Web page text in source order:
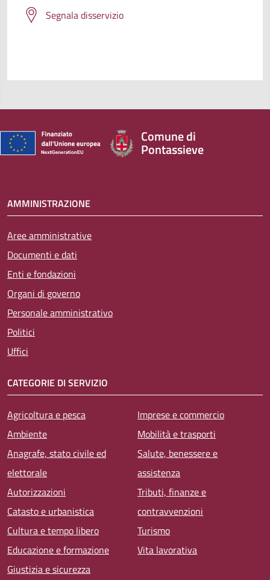
Segnala disservizio
Comune di
Pontassieve
AMMINISTRAZIONE
Aree amministrative
Documenti e dati
Enti e fondazioni
Organi di governo
Personale amministrativo
Politici
Uffici
CATEGORIE DI SERVIZIO
Agricoltura e pesca
Ambiente
Anagrafe, stato civile ed
elettorale
Autorizzazioni
Catasto e urbanistica
Cultura e tempo libero
Educazione e formazione
Giustizia e sicurezza
Imprese e commercio
Mobilità e trasporti
Salute, benessere e
assistenza
Tributi, finanze e
contravvenzioni
Turismo
Vita lavorativa